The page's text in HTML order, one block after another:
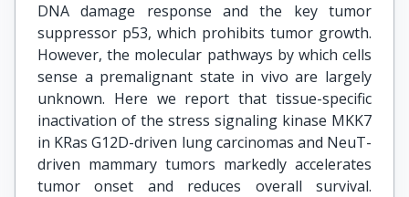
DNA damage response and the key tumor
suppressor p53, which prohibits tumor growth.
However, the molecular pathways by which cells
sense a premalignant state in vivo are largely
unknown. Here we report that tissue-specific
inactivation of the stress signaling kinase MKK7
in KRas G12D-driven lung carcinomas and NeuT-
driven mammary tumors markedly accelerates
tumor onset and reduces overall survival.